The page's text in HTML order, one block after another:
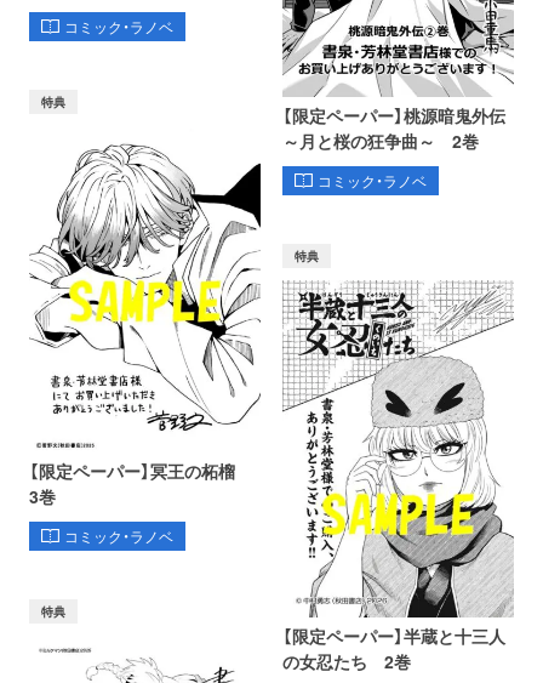
コミック・ラノベ
【限定ペーパー】桃源暗鬼外伝
～月と桜の狂争曲～ 2巻
コミック・ラノベ
特典
【限定ペーパー】冥王の柘榴
3巻
コミック・ラノベ
特典
【限定ペーパー】半蔵と十三人
の女忍たち 2巻
特典